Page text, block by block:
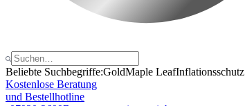
Beliebte Suchbegriffe:GoldMaple LeafInflationsschutz
Kostenlose Beratung
und Bestellhotline